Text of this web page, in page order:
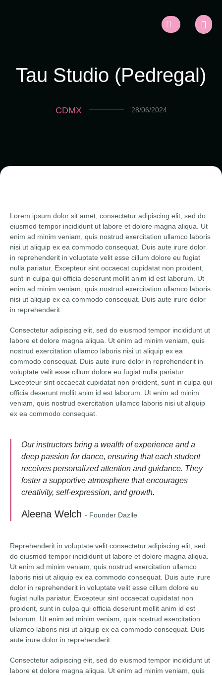
Tau Studio (Pedregal)
CDMX 28/06/2024
Lorem ipsum dolor sit amet, consectetur adipiscing elit, sed do
eiusmod tempor incididunt ut labore et dolore magna aliqua. Ut
enim ad minim veniam, quis nostrud exercitation ullamco laboris
nisi ut aliquip ex ea commodo consequat. Duis aute irure dolor
in reprehenderit in voluptate velit esse cillum dolore eu fugiat
nulla pariatur. Excepteur sint occaecat cupidatat non proident,
sunt in culpa qui officia deserunt mollit anim id est laborum. Ut
enim ad minim veniam, quis nostrud exercitation ullamco laboris
nisi ut aliquip ex ea commodo consequat. Duis aute irure dolor
in reprehenderit.
Consectetur adipiscing elit, sed do eiusmod tempor incididunt ut
labore et dolore magna aliqua. Ut enim ad minim veniam, quis
nostrud exercitation ullamco laboris nisi ut aliquip ex ea
commodo consequat. Duis aute irure dolor in reprehenderit in
voluptate velit esse cillum dolore eu fugiat nulla pariatur.
Excepteur sint occaecat cupidatat non proident, sunt in culpa qui
officia deserunt mollit anim id est laborum. Ut enim ad minim
veniam, quis nostrud exercitation ullamco laboris nisi ut aliquip
ex ea commodo consequat.
Our instructors bring a wealth of experience and a
deep passion for dance, ensuring that each student
receives personalized attention and guidance. They
foster a supportive atmosphere that encourages
creativity, self-expression, and growth.
Aleena Welch - Founder Dazlle
Reprehenderit in voluptate velit consectetur adipiscing elit, sed
do eiusmod tempor incididunt ut labore et dolore magna aliqua.
Ut enim ad minim veniam, quis nostrud exercitation ullamco
laboris nisi ut aliquip ex ea commodo consequat. Duis aute irure
dolor in reprehenderit in voluptate velit esse cillum dolore eu
fugiat nulla pariatur. Excepteur sint occaecat cupidatat non
proident, sunt in culpa qui officia deserunt mollit anim id est
laborum. Ut enim ad minim veniam, quis nostrud exercitation
ullamco laboris nisi ut aliquip ex ea commodo consequat. Duis
aute irure dolor in reprehenderit.
Consectetur adipiscing elit, sed do eiusmod tempor incididunt ut
labore et dolore magna aliqua. Ut enim ad minim veniam, quis